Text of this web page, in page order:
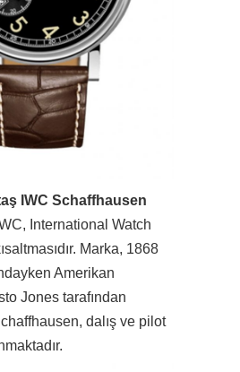
IWC Schaffhausen
International Watch
Marka, 1868
Amerikan
Jones tarafından
dalış ve pilot